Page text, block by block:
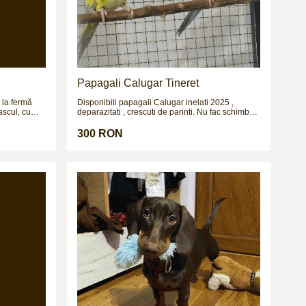
fermă
cu
fără
Mai
Papagali Calugar Tineret
Disponibili papagali Calugar inelati 2025 ,
deparazitati , crescuti de parinti. Nu fac schimburi
300 RON